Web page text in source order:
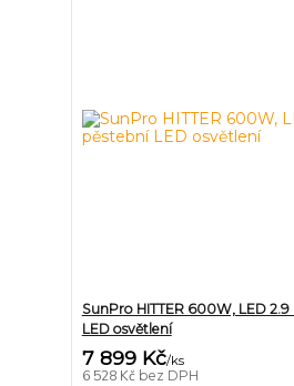
SunPro HITTER 600W, LED
LED osvětlení
7 899 Kč/ks
6 528 Kč bez DPH